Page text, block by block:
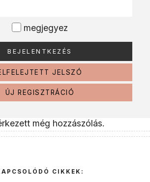
megjegyez
JELSZÓ
ÚJ REGISZTRÁCIÓ
még hozzászólás.
CIKKEK: